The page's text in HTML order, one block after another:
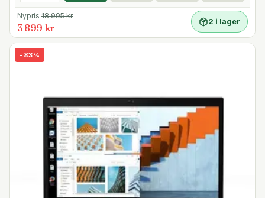
Nypris 18 995kr
3 899 kr
2 i lager
- 83%